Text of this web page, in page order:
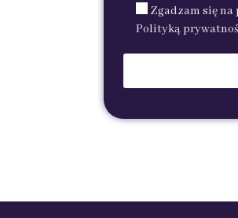
Zgadzam się
Polityką